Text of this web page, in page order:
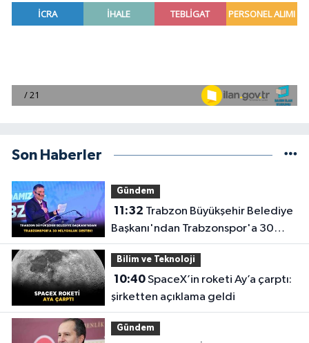
Son Haberler
Gündem
11:32
Başkanı'ndan Trabzonspor'a 30
Milyonluk Destek!
Bilim ve Teknoloji
10:40SpaceX’in roketi Ay’a çarptı:
şirketten açıklama geldi
Gündem